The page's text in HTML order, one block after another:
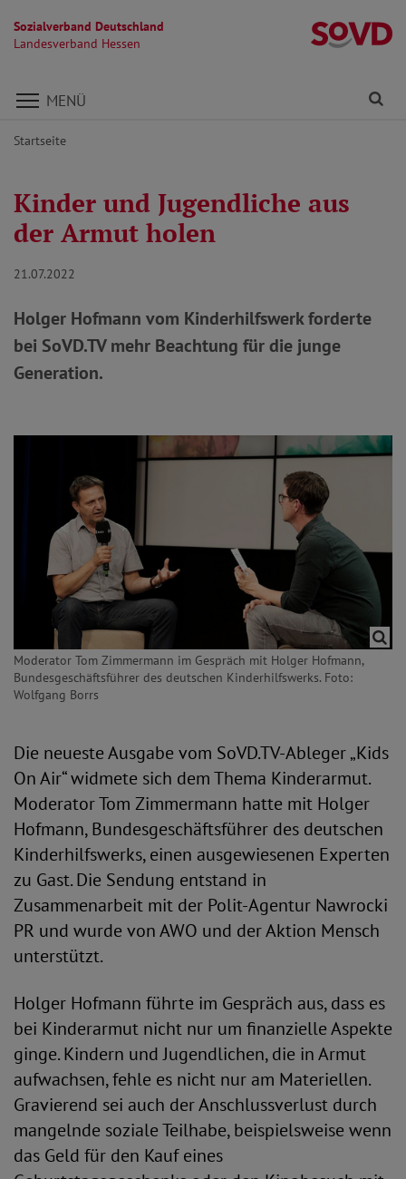
Sozialverband Deutschland
Landesverband Hessen
Direkt zu den Inhalten springen
MENÜ
Startseite
Kinder und Jugendliche aus
der Armut holen
21.07.2022
Holger Hofmann vom Kinderhilfswerk forderte
bei SoVD.TV mehr Beachtung für die junge
Generation.
Moderator Tom Zimmermann im Gespräch mit Holger Hofmann,
Bundesgeschäftsführer des deutschen Kinderhilfswerks. Foto:
Wolfgang Borrs
Die neueste Ausgabe vom SoVD.TV-Ableger „Kids
On Air“ widmete sich dem Thema Kinderarmut.
Moderator Tom Zimmermann hatte mit Holger
Hofmann, Bundesgeschäftsführer des deutschen
Kinderhilfswerks, einen ausgewiesenen Experten
zu Gast. Die Sendung entstand in
Zusammenarbeit mit der Polit-Agentur Nawrocki
PR und wurde von AWO und der Aktion Mensch
unterstützt.
Holger Hofmann führte im Gespräch aus, dass es
bei Kinderarmut nicht nur um finanzielle Aspekte
ginge. Kindern und Jugendlichen, die in Armut
aufwachsen, fehle es nicht nur am Materiellen.
Gravierend sei auch der Anschlussverlust durch
mangelnde soziale Teilhabe, beispielsweise wenn
das Geld für den Kauf eines